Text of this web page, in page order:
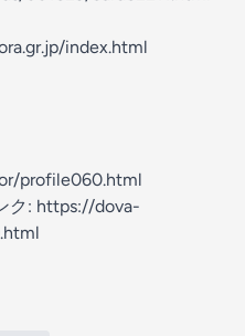
index.html
profile060.html
ク: https://dova-